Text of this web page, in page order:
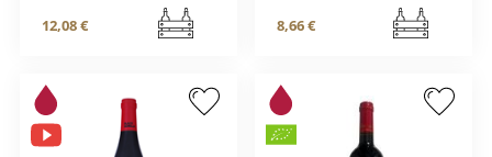
12,08 € 8,66 €